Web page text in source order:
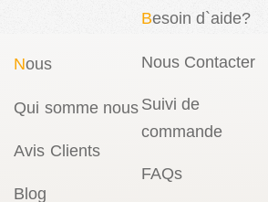
Nous
Qui somme nous
Avis Clients
Blog
Besoin d`aide?
Nous Contacter
Suivi de
commande
FAQs